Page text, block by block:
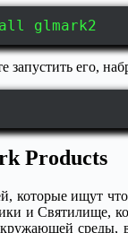
glmark2
запустить его,
Products
которые ищут
и Святилище,